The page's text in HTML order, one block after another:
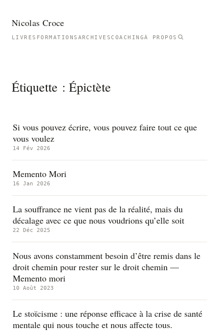
Nicolas Croce
LIVRES FORMATIONS ARCHIVESCOACHINGÀ PROPOS
Étiquette : Épictète
Si vous pouvez écrire, vous pouvez faire tout ce que
vous voulez
14 Fév 2026
Memento Mori
16 Jan 2026
La souffrance ne vient pas de la réalité, mais du
décalage avec ce que nous voudrions qu’elle soit
22 Déc 2025
Nous avons constamment besoin d’être remis dans le
droit chemin pour rester sur le droit chemin —
Memento mori
10 Août 2023
Le stoïcisme : une réponse efficace à la crise de santé
mentale qui nous touche et nous affecte tous.